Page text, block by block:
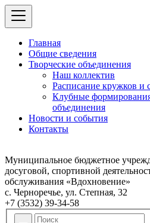
Главная
Общие сведения
Творческие объединения
Наш коллектив
Расписание кружков и
Клубные
объединения
Новости и события
Контакты
Муниципальное бюджетное
досуговой, спортивной
обслуживания «Вдохновение»
с. Черноречье, ул. Степная, 32
+7 (3532) 39-34-58